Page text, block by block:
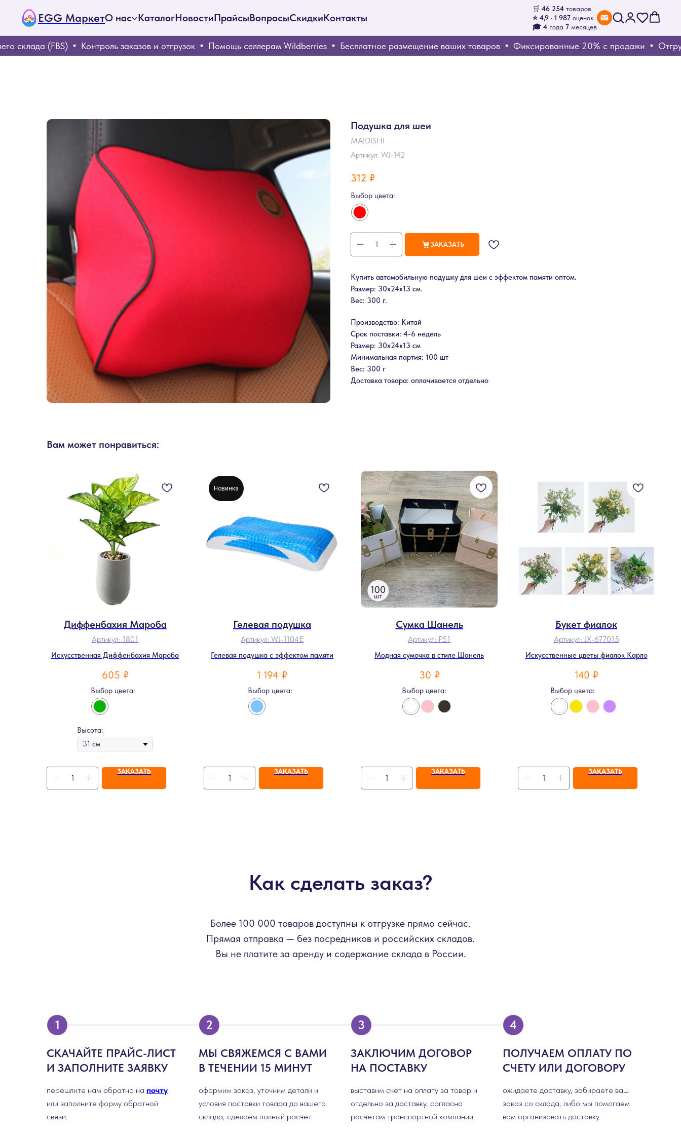
EGG МаркетО нас КаталогНовостиПрайсыВопросыСкидкиКонтакты
🛒 46 254 товаров
⭐ 4,9 · 1 987 оценок
🎓 4 года 7 месяцев
(FBS) Контроль заказов и отгрузок Помощь селлерам Wildberries Бесплатное размещение ваших товаров Фиксированные 20% с продажи
Подушка для шеи
MAIDISHI
Артикул: WJ-142
312 ₽
Выбор цвета:
ЗАКАЗАТЬ
Купить автомобильную подушку для шеи с эффектом памяти оптом.
Размер: 30х24х13 см.
Вес: 300 г.
Производство: Китай
Срок поставки: 4-6 недель
Размер: 30х24х13 см
Минимальная партия: 100 шт
Вес: 300 г
Доставка товара: оплачивается отдельно
Вам может понравиться:
Диффенбахия Мароба
Артикул: 1801
Искусственная Диффенбахия Мароба
605 ₽
Выбор цвета:
Высота:
ЗАКАЗАТЬ
Новинка
Гелевая подушка
Артикул: WJ-1104E
Гелевая подушка с эффектом памяти
1 194 ₽
Выбор цвета:
ЗАКАЗАТЬ
Сумка Шанель
Артикул: P51
Модная сумочка в стиле Шанель
30 ₽
Выбор цвета:
ЗАКАЗАТЬ
Букет фиалок
Артикул: JX-677015
Искусственные цветы фиалок Карло
140 ₽
Выбор цвета:
ЗАКАЗАТЬ
Как сделать заказ?
Более 100 000 товаров доступны к отгрузке прямо сейчас.
Прямая отправка — без посредников и российских складов.
Вы не платите за аренду и содержание склада в России.
СКАЧАЙТЕ ПРАЙС-ЛИСТ
И ЗАПОЛНИТЕ ЗАЯВКУ
перешлите нам обратно на почту
или заполните форму обратной
связи.
МЫ СВЯЖЕМСЯ С ВАМИ
В ТЕЧЕНИИ 15 МИНУТ
оформим заказ, уточним детали и
условия поставки товара до вашего
склада, сделаем полный расчет.
ЗАКЛЮЧИМ ДОГОВОР
НА ПОСТАВКУ
выставим счет на оплату за товар и
отдельно за доставку, согласно
расчетам транспортной компании.
ПОЛУЧАЕМ ОПЛАТУ ПО
СЧЕТУ ИЛИ ДОГОВОРУ
ожидаете доставку, забираете ваш
заказ со склада, либо мы помогаем
вам организовать доставку.